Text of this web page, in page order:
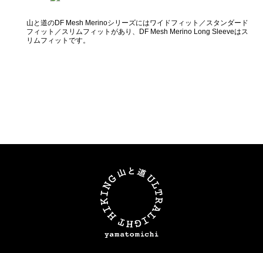
山と道のDF Mesh Merinoシリーズにはワイドフィット／スタンダード
フィット／スリムフィットがあり、DF Mesh Merino Long Sleeveはス
リムフィットです。